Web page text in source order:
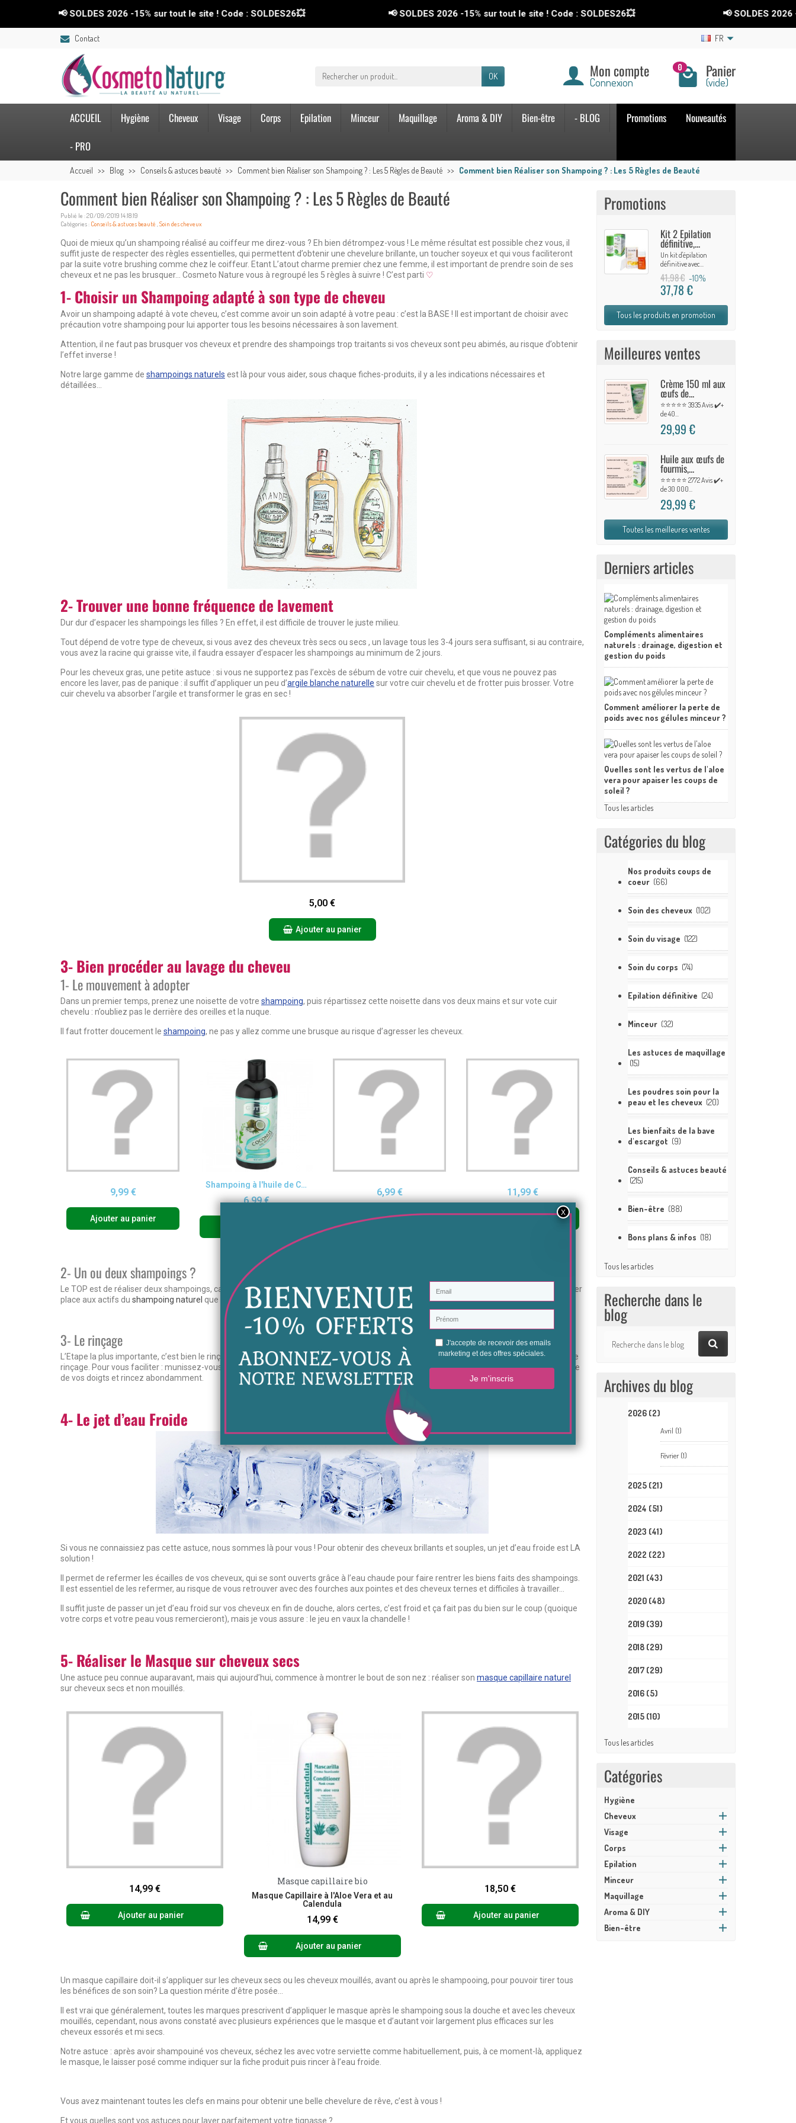
📢 SOLDES 2026 -15% sur tout le site ! Code : SOLDES26💥 📢 SOLDES 2026-15%sur tout le site ! Code : SOLDES26💥 📢 SOLDES 2026-15%sur
Contact FR
OK Mon compte
Connexion
0 Panier
(vide)
ACCUEIL Hygiène Cheveux Visage Corps Epilation Minceur Maquillage Aroma & DIY Bien-être
- BLOG
- PRO
Promotions Nouveautés
Accueil Blog Conseils & astuces beauté Comment bien Réaliser son Shampoing ? : Les 5 Règles de Beauté Comment bien Réaliser son Shampoing ? : Les 5 Règles de Beauté
Comment bien Réaliser son Shampoing ? : Les 5 Règles de Beauté
Publié le : 20/09/2019 14:18:19
Catégories : Conseils & astuces beauté ,Soin des cheveux
Quoi de mieux qu’un shampoing réalisé au coiffeur me direz-vous ? Eh bien détrompez-vous ! Le même résultat est possible chez vous, il
suffit juste de respecter des règles essentielles, qui permettent d’obtenir une chevelure brillante, un toucher soyeux et qui vous faciliteront
par la suite votre brushing comme chez le coiffeur. Etant L’atout charme premier chez une femme, il est important de prendre soin de ses
cheveux et ne pas les brusquer… Cosmeto Nature vous à regroupé les 5 règles à suivre ! C’est parti ♡
1- Choisir un Shampoing adapté à son type de cheveu
Avoir un shampoing adapté à vote cheveu, c’est comme avoir un soin adapté à votre peau : c’est la BASE ! Il est important de choisir avec
précaution votre shampoing pour lui apporter tous les besoins nécessaires à son lavement.
Attention, il ne faut pas brusquer vos cheveux et prendre des shampoings trop traitants si vos cheveux sont peu abimés, au risque d’obtenir
l’effet inverse !
Notre large gamme de shampoings naturels est là pour vous aider, sous chaque fiches-produits, il y a les indications nécessaires et
détaillées...
2- Trouver une bonne fréquence de lavement
Dur dur d’espacer les shampoings les filles ? En effet, il est difficile de trouver le juste milieu.
Tout dépend de votre type de cheveux, si vous avez des cheveux très secs ou secs , un lavage tous les 3-4 jours sera suffisant, si au contraire,
vous avez la racine qui graisse vite, il faudra essayer d’espacer les shampoings au minimum de 2 jours.
Pour les cheveux gras, une petite astuce : si vous ne supportez pas l’excès de sébum de votre cuir chevelu, et que vous ne pouvez pas
encore les laver, pas de panique : il suffit d’appliquer un peu d’argile blanche naturelle sur votre cuir chevelu et de frotter puis brosser. Votre
cuir chevelu va absorber l’argile et transformer le gras en sec !
5,00 €
Ajouter au panier
3- Bien procéder au lavage du cheveu
1- Le mouvement à adopter
Dans un premier temps, prenez une noisette de votre shampoing, puis répartissez cette noisette dans vos deux mains et sur vote cuir
chevelu : n’oubliez pas le derrière des oreilles et la nuque.
Il faut frotter doucement le shampoing, ne pas y allez comme une brusque au risque d’agresser les cheveux.
9,99 €
Ajouter au panier
Aperçu rapide Shampoing à l'huile de Coco - Gutto Natural
6,99 €
6,99 €
Ajouter au panier
11,99 €
Ajouter au panier
Aperçu rapide
6,99 €
Ajouter au panier
2- Un ou deux shampoings ?
Le TOP est de réaliser deux shampoings, car le premier servira à enlever tous les résidus, et le second a bien assainir le cuir chevelu et laisser
place aux actifs du shampoing naturel que vous aurez choisi.
3- Le rinçage
L’Etape la plus importante, c’est bien le rinçage ! Une fois vos cheveux shampouiner une seconde fois, il faut passer le temps qu’il faut sur le
rinçage. Pour vous faciliter : munissez-vous de la brosse Magic brush, et brosser vos cheveux sous l’eau puis faites glisser la mousse à l’aide
de vos doigts et rincez abondamment.
4- Le jet d’eau Froide
Si vous ne connaissiez pas cette astuce, nous sommes là pour vous ! Pour obtenir des cheveux brillants et souples, un jet d’eau froide est LA
solution !
Il permet de refermer les écailles de vos cheveux, qui se sont ouverts grâce à l’eau chaude pour faire rentrer les biens faits des shampoings.
Il est essentiel de les refermer, au risque de vous retrouver avec des fourches aux pointes et des cheveux ternes et difficiles à travailler…
Il suffit juste de passer un jet d’eau froid sur vos cheveux en fin de douche, alors certes, c’est froid et ça fait pas du bien sur le coup (quoique
votre corps et votre peau vous remercieront), mais je vous assure : le jeu en vaux la chandelle !
5- Réaliser le Masque sur cheveux secs
Une astuce peu connue auparavant, mais qui aujourd’hui, commence à montrer le bout de son nez : réaliser son masque capillaire naturel
sur cheveux secs et non mouillés.
14,99 €
Ajouter au panier
Aperçu rapide
Masque capillaire bio
Masque Capillaire à l'Aloe Vera et au
Calendula
14,99 €
Ajouter au panier
18,50 €
Ajouter au panier
Un masque capillaire doit-il s’appliquer sur les cheveux secs ou les cheveux mouillés, avant ou après le shampooing, pour pouvoir tirer tous
les bénéfices de son soin? La question mérite d’être posée…
Il est vrai que généralement, toutes les marques prescrivent d’appliquer le masque après le shampoing sous la douche et avec les cheveux
mouillés, cependant, nous avons constaté avec plusieurs expériences que le masque et d’autant voir largement plus efficaces sur les
cheveux essorés et mi secs.
Notre astuce : après avoir shampouiné vos cheveux, séchez les avec votre serviette comme habituellement, puis, à ce moment-là, appliquez
le masque, le laisser posé comme indiquer sur la fiche produit puis rincer à l’eau froide.
Vous avez maintenant toutes les clefs en mains pour obtenir une belle chevelure de rêve, c’est à vous !
Et vous quelles sont vos astuces pour laver parfaitement votre tignasse ?
Promotions
Kit 2 Epilation
définitive,...
Un kit d'épilation
définitive avec...
41,98 € -10%
37,78 €
Tous les produits en promotion
Meilleures ventes
Crème 150 ml aux
œufs de...
⭐⭐⭐⭐⭐ 3935 Avis ✔️+
de 40...
29,99 €
Huile aux œufs de
fourmis,...
⭐⭐⭐⭐⭐ 2772 Avis ✔️+
de 30 000...
29,99 €
Toutes les meilleures ventes
Derniers articles
Compléments alimentaires
naturels : drainage, digestion et
gestion du poids
Comment améliorer la perte de
poids avec nos gélules minceur ?
Quelles sont les vertus de l'aloe
vera pour apaiser les coups de
soleil ?
Tous les articles
Catégories du blog
Nos produits coups de
coeur (66)
Soin des cheveux (102)
Soin du visage (122)
Soin du corps (74)
Epilation définitive (24)
Minceur (32)
Les astuces de maquillage
(15)
Les poudres soin pour la
peau et les cheveux (20)
Les bienfaits de la bave
d'escargot (9)
Conseils & astuces beauté
(215)
Bien-être (88)
Bons plans & infos (18)
Tous les articles
Recherche dans le
blog
Archives du blog
2026 (2)
Avril (1)
Février(1)
2025 (21)
2024 (51)
2023 (41)
2022 (22)
2021 (43)
2020 (48)
2019 (39)
2018 (29)
2017 (29)
2016 (5)
2015 (10)
Tous les articles
Catégories
Hygiène
Cheveux
Visage
Corps
Epilation
Minceur
Maquillage
Aroma & DIY
Bien-être